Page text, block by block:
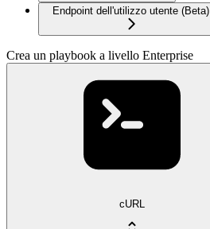
Endpoint dell'utilizzo utente (Beta)
Crea un playbook a livello Enterprise
cURL